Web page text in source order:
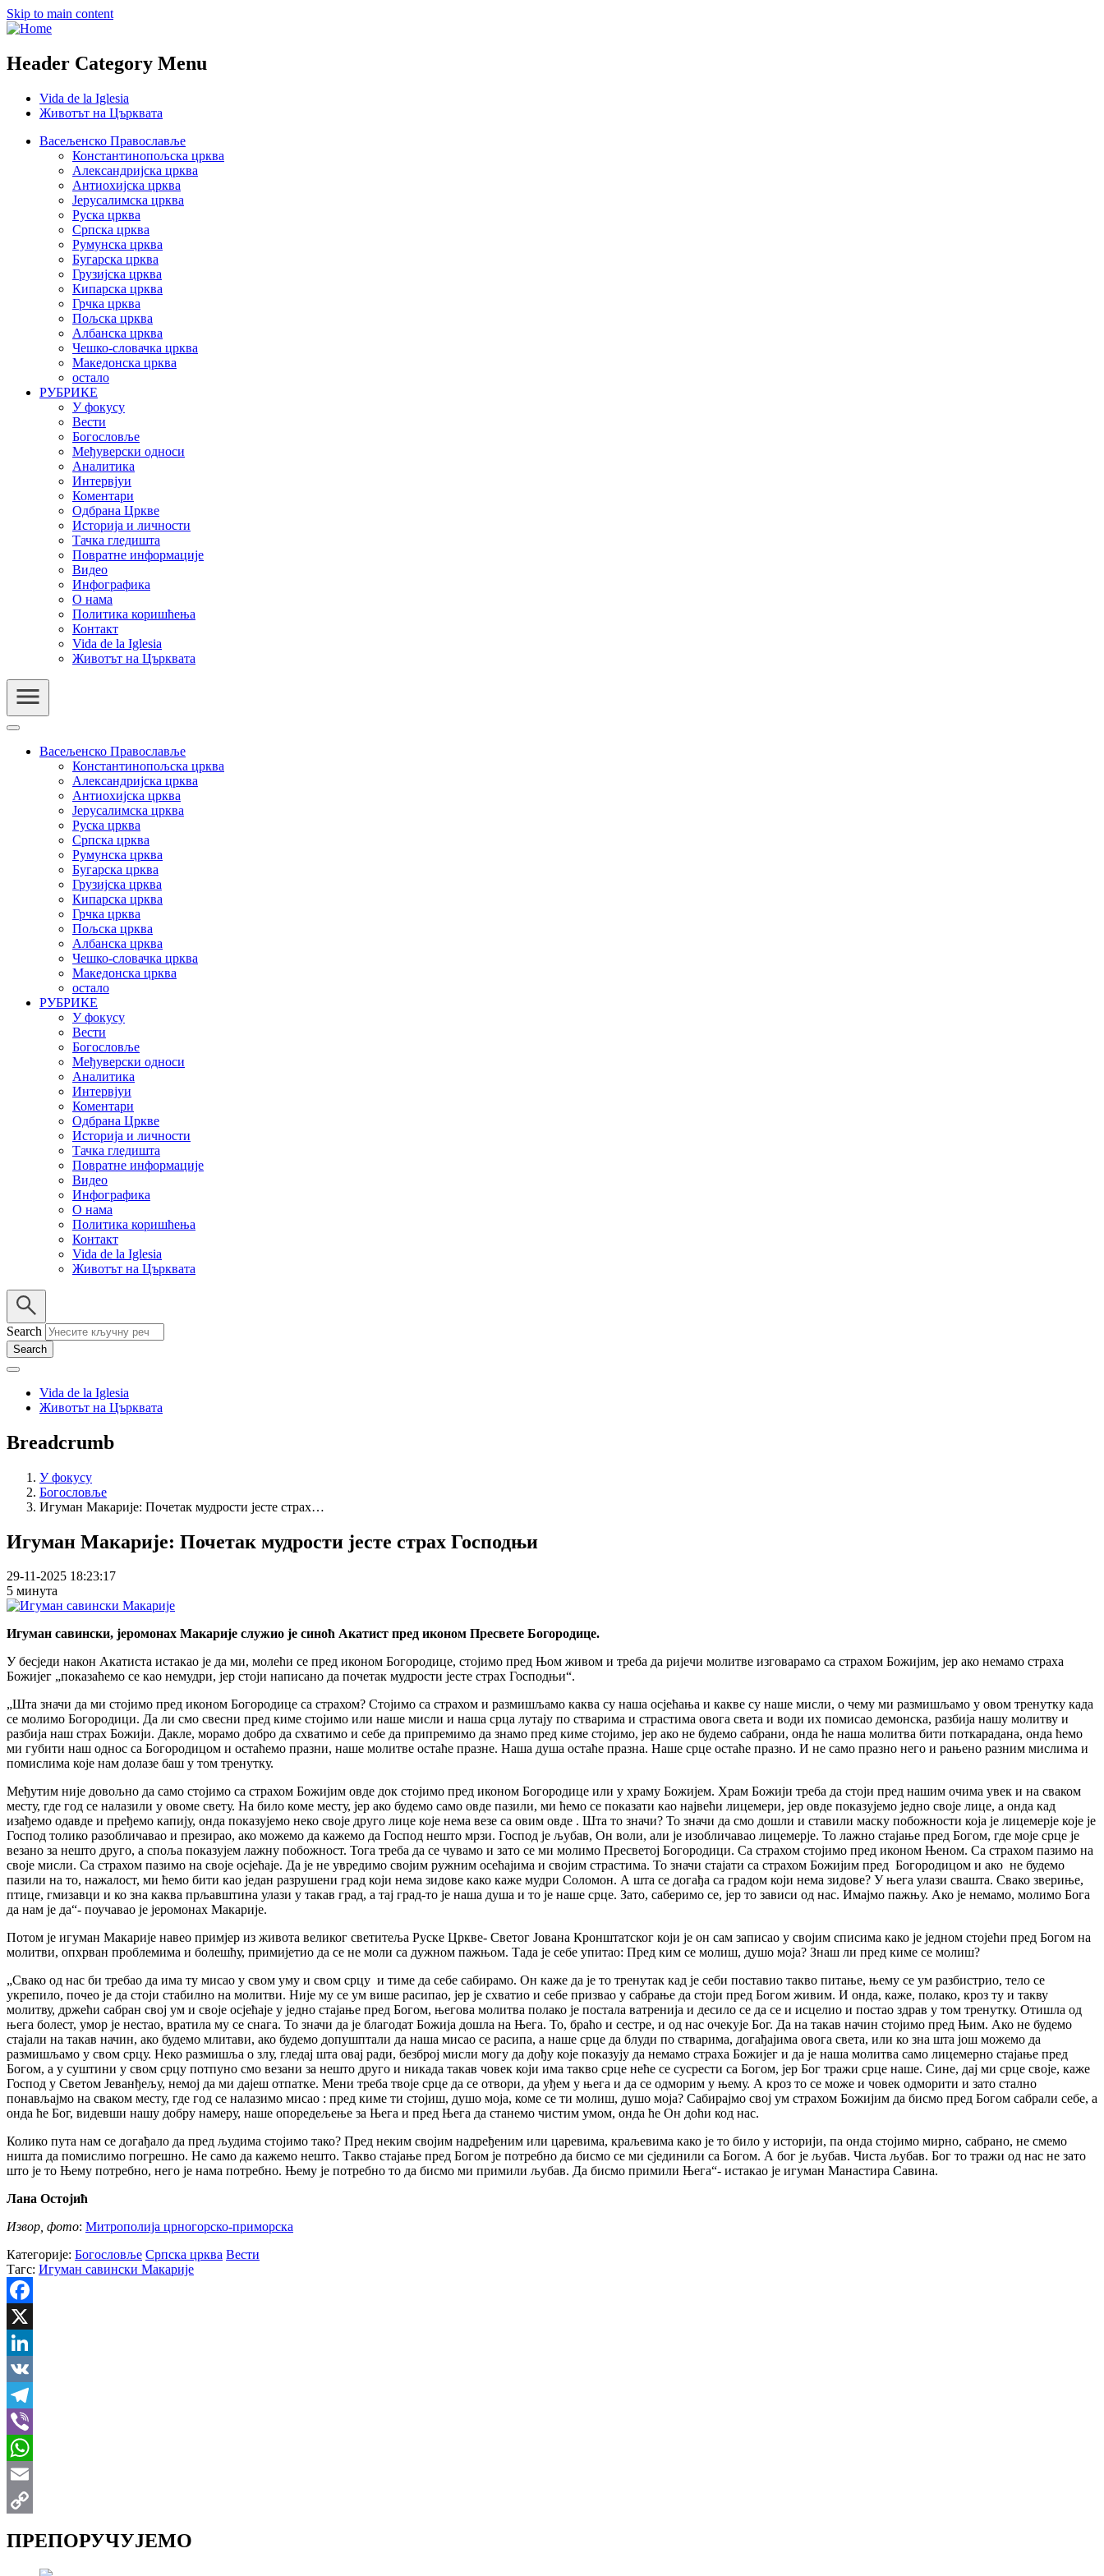
Skip to main content
Header Category Menu
Vida de la Iglesia
Животът на Църквата
Васељенско Православље
Константинопољска црква
Александријска црква
Антиохијска црква
Јерусалимска црква
Руска црква
Српска црква
Румунска црква
Бугарска црква
Грузијска црква
Кипарска црква
Грчка црква
Пољска црква
Албанска црква
Чешко-словачка црква
Македонска црква
остало
РУБРИКЕ
У фокусу
Вести
Богословље
Међуверски односи
Аналитика
Интервјуи
Коментари
Одбрана Цркве
Историја и личности
Тачка гледишта
Повратне информације
Видео
Инфографика
О нама
Политика коришћења
Контакт
Vida de la Iglesia
Животът на Църквата
Васељенско Православље
Константинопољска црква
Александријска црква
Антиохијска црква
Јерусалимска црква
Руска црква
Српска црква
Румунска црква
Бугарска црква
Грузијска црква
Кипарска црква
Грчка црква
Пољска црква
Албанска црква
Чешко-словачка црква
Македонска црква
остало
РУБРИКЕ
У фокусу
Вести
Богословље
Међуверски односи
Аналитика
Интервјуи
Коментари
Одбрана Цркве
Историја и личности
Тачка гледишта
Повратне информације
Видео
Инфографика
О нама
Политика коришћења
Контакт
Vida de la Iglesia
Животът на Църквата
Search
Vida de la Iglesia
Животът на Църквата
Breadcrumb
У фокусу
Богословље
Игуман Макарије: Почетак мудрости јесте страх…
Игуман Макарије: Почетак мудрости јесте страх Господњи
29-11-2025 18:23:17
5 минута
Игуман савински, јеромонах Макарије служио је синоћ Акатист пред иконом Пресвете Богородице.
У бесједи након Акатиста истакао је да ми, молећи се пред иконом Богородице, стојимо пред Њом живом и треба да ријечи молитве изговарамо са страхом Божијим, јер ако немамо страха
Божијег „показаћемо се као немудри, јер стоји написано да почетак мудрости јесте страх Господњи“.
„Шта значи да ми стојимо пред иконом Богородице са страхом? Стојимо са страхом и размишљамо каква су наша осјећања и какве су наше мисли, о чему ми размишљамо у овом тренутку када
се молимо Богородици. Да ли смо свесни пред киме стојимо или наше мисли и наша срца лутају по стварима и страстима овога света и води их помисао демонска, разбија нашу молитву и
разбија наш страх Божији. Дакле, морамо добро да схватимо и себе да припремимо да знамо пред киме стојимо, јер ако не будемо сабрани, онда ће наша молитва бити поткарадана, онда ћемо
ми губити наш однос са Богородицом и остаћемо празни, наше молитве остаће празне. Наша душа остаће празна. Наше срце остаће празно. И не само празно него и рањено разним мислима и
помислима које нам долазе баш у том тренутку.
Међутим није довољно да само стојимо са страхом Божијим овде док стојимо пред иконом Богородице или у храму Божијем. Храм Божији треба да стоји пред нашим очима увек и на сваком
месту, где год се налазили у овоме свету. На било коме месту, јер ако будемо само овде пазили, ми ћемо се показати као највећи лицемери, јер овде показујемо једно своје лице, а онда кад
изађемо одавде и пређемо капију, онда показујемо неко своје друго лице које нема везе са овим овде . Шта то значи? То значи да смо дошли и ставили маску побожности која је лицемерје које је
Господ толико разобличавао и презирао, ако можемо да кажемо да Господ нешто мрзи. Господ је љубав, Он воли, али је изобличавао лицемерје. То лажно стајање пред Богом, где моје срце је
везано за нешто друго, а споља показујем лажну побожност. Тога треба да се чувамо и зато се ми молимо Пресветој Богородици. Са страхом стојимо пред иконом Њеном. Са страхом пазимо на
своје мисли. Са страхом пазимо на своје осјећаје. Да је не увредимо својим ружним осећајима и својим страстима. То значи стајати са страхом Божијим пред Богородицом и ако не будемо
пазили на то, нажалост, ми ћемо бити као један разрушени град који нема зидове како каже мудри Соломон. А шта се догађа са градом који нема зидове? У њега улази свашта. Свако звериње,
птице, гмизавци и ко зна каква прљавштина улази у такав град, а тај град-то је наша душа и то је наше срце. Зато, саберимо се, јер то зависи од нас. Имајмо пажњу. Ако је немамо, молимо Бога
да нам је да“- поучавао је јеромонах Макарије.
Потом је игуман Макарије навео примјер из живота великог светитеља Руске Цркве- Светог Јована Кронштатског који је он сам записао у својим списима како је једном стојећи пред Богом на
молитви, опхрван проблемима и болешћу, примијетио да се не моли са дужном пажњом. Тада је себе упитао: Пред ким се молиш, душо моја? Знаш ли пред киме се молиш?
„Свако од нас би требао да има ту мисао у свом уму и свом срцу и тиме да себе сабирамо. Он каже да је то тренутак кад је себи поставио такво питање, њему се ум разбистрио, тело се
укрепило, почео је да стоји стабилно на молитви. Није му се ум више расипао, јер је схватио и себе призвао у сабрање да стоји пред Богом живим. И онда, каже, полако, кроз ту и такву
молитву, држећи сабран свој ум и своје осјећаје у једно стајање пред Богом, његова молитва полако је постала ватренија и десило се да се и исцелио и постао здрав у том тренутку. Отишла од
њега болест, умор је нестао, вратила му се снага. То значи да је благодат Божија дошла на Њега. То, браћо и сестре, и од нас очекује Бог. Да на такав начин стојимо пред Њим. Ако не будемо
стајали на такав начин, ако будемо млитави, ако будемо допушптали да наша мисао се расипа, а наше срце да блуди по стварима, догађајима овога света, или ко зна шта још можемо да
размишљамо у свом срцу. Неко размишља о злу, гледај шта овај ради, безброј мисли могу да дођу које показују да немамо страха Божијег и да је наша молитва само лицемерно стајање пред
Богом, а у суштини у свом срцу потпуно смо везани за нешто друго и никада такав човек који има такво срце неће се сусрести са Богом, јер Бог тражи срце наше. Сине, дај ми срце своје, каже
Господ у Светом Јеванђељу, немој да ми дајеш отпатке. Мени треба твоје срце да се отвори, да уђем у њега и да се одморим у њему. А кроз то се може и човек одморити и зато стално
понављајмо на сваком месту, где год се налазимо мисао : пред киме ти стојиш, душо моја, коме се ти молиш, душо моја? Сабирајмо свој ум страхом Божијим да бисмо пред Богом сабрали себе, а
онда ће Бог, видевши нашу добру намеру, наше опоредељење за Њега и пред Њега да станемо чистим умом, онда ће Он доћи код нас.
Колико пута нам се догађало да пред људима стојимо тако? Пред неким својим надређеним или царевима, краљевима како је то било у историји, па онда стојимо мирно, сабрано, не смемо
ништа да помислимо погрешно. Не само да кажемо нешто. Такво стајање пред Богом је потребно да бисмо се ми сјединили са Богом. А бог је љубав. Чиста љубав. Бог то тражи од нас не зато
што је то Њему потребно, него је нама потребно. Њему је потребно то да бисмо ми примили љубав. Да бисмо примили Њега“- истакао је игуман Манастира Савина.
Лана Остојић
Извор, фото: Митрополија црногорско-приморска
Категорије: Богословље Српска црква Вести
Тагс: Игуман савински Макарије
Facebook
X
LinkedIn
VK
Telegram
Viber
WhatsApp
Email
ПРЕПОРУЧУЈЕМО